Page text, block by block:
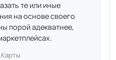
те или иные
на основе своего
порой адекватнее,